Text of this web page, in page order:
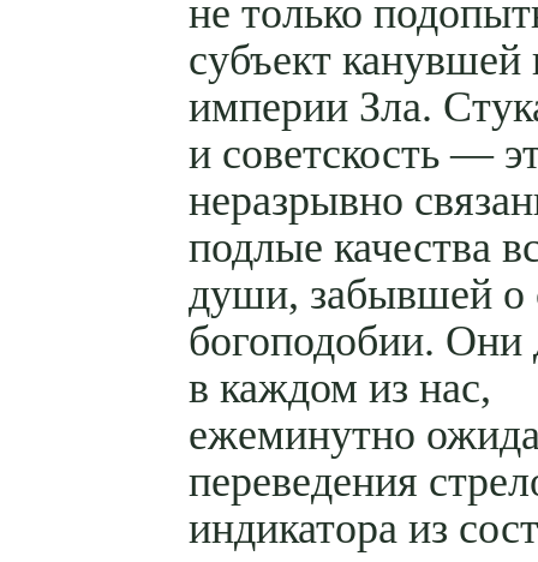
не только
субъект
империи Зла.
и советскость —
неразрывно
подлые качества
души, забывшей о
богоподобии.
в каждом из нас,
ежеминутно
переведения
индикатора из